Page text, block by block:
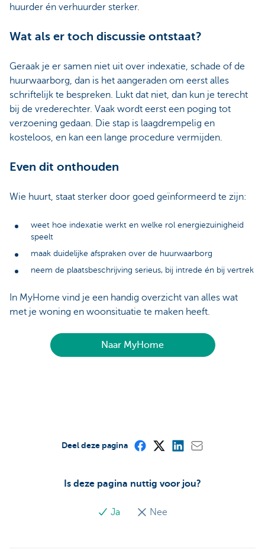
huurder én verhuurder sterker.
Wat als er toch discussie ontstaat?
Geraak je er samen niet uit over indexatie, schade of de
huurwaarborg, dan is het aangeraden om eerst alles
schriftelijk te bespreken. Lukt dat niet, dan kun je terecht
bij de vrederechter. Vaak wordt eerst een poging tot
verzoening gedaan. Die stap is laagdrempelig en
kosteloos, en kan een lange procedure vermijden.
Even dit onthouden
Wie huurt, staat sterker door goed geïnformeerd te zijn:
weet hoe indexatie werkt en welke rol energiezuinigheid
speelt
maak duidelijke afspraken over de huurwaarborg
neem de plaatsbeschrijving serieus, bij intrede én bij vertrek
In MyHome vind je een handig overzicht van alles wat
met je woning en woonsituatie te maken heeft.
Naar MyHome
Is deze pagina nuttig voor jou?
Ja Nee
Deel deze pagina